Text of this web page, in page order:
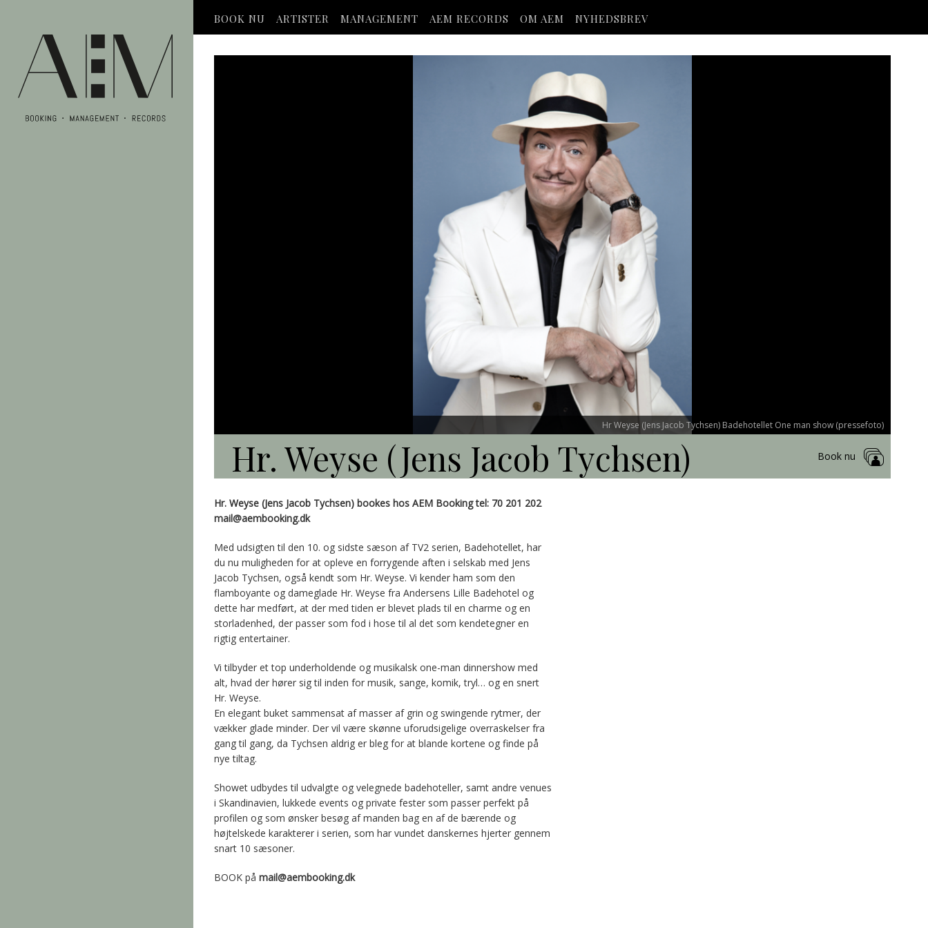
BOOK NU ARTISTER MANAGEMENT AEM RECORDS OM AEM NYHEDSBREV
Hr Weyse (Jens Jacob Tychsen) Badehotellet One man show (pressefoto)
Hr. Weyse (Jens Jacob Tychsen) Book nu
Hr. Weyse (Jens Jacob Tychsen) bookes hos AEM Booking tel: 70 201 202
mail@aembooking.dk
Med udsigten til den 10. og sidste sæson af TV2 serien, Badehotellet, har
du nu muligheden for at opleve en forrygende aften i selskab med Jens
Jacob Tychsen, også kendt som Hr. Weyse. Vi kender ham som den
flamboyante og dameglade Hr. Weyse fra Andersens Lille Badehotel og
dette har medført, at der med tiden er blevet plads til en charme og en
storladenhed, der passer som fod i hose til al det som kendetegner en
rigtig entertainer.
Vi tilbyder et top underholdende og musikalsk one-man dinnershow med
alt, hvad der hører sig til inden for musik, sange, komik, tryl… og en snert
Hr. Weyse.
En elegant buket sammensat af masser af grin og swingende rytmer, der
vækker glade minder. Der vil være skønne uforudsigelige overraskelser fra
gang til gang, da Tychsen aldrig er bleg for at blande kortene og finde på
nye tiltag.
Showet udbydes til udvalgte og velegnede badehoteller, samt andre venues
i Skandinavien, lukkede events og private fester som passer perfekt på
profilen og som ønsker besøg af manden bag en af de bærende og
højtelskede karakterer i serien, som har vundet danskernes hjerter gennem
snart 10 sæsoner.
BOOK på mail@aembooking.dk